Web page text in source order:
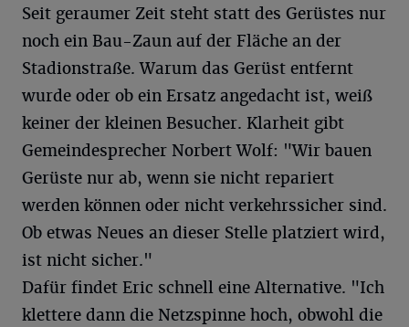
Seit geraumer Zeit steht statt des Gerüstes nur
noch ein Bau-Zaun auf der Fläche an der
Stadionstraße. Warum das Gerüst entfernt
wurde oder ob ein Ersatz angedacht ist, weiß
keiner der kleinen Besucher. Klarheit gibt
Gemeindesprecher Norbert Wolf: "Wir bauen
Gerüste nur ab, wenn sie nicht repariert
werden können oder nicht verkehrssicher sind.
Ob etwas Neues an dieser Stelle platziert wird,
ist nicht sicher."
Dafür findet Eric schnell eine Alternative. "Ich
klettere dann die Netzspinne hoch, obwohl die